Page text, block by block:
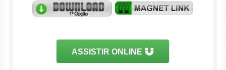
ASSISTIR ONLINE